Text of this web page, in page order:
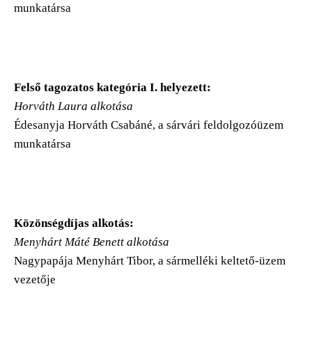
munkatársa
Felső tagozatos kategória I. helyezett:
Horváth Laura alkotása
Édesanyja Horváth Csabáné, a sárvári feldolgozóüzem
munkatársa
Közönségdíjas alkotás:
Menyhárt Máté Benett alkotása
Nagypapája Menyhárt Tibor, a sármelléki keltető-üzem
vezetője